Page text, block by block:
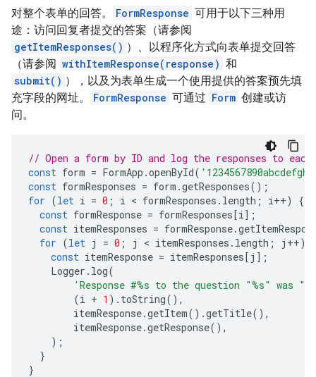
对整个表单的回答。 FormResponse 可用于以下三种用
途：访问回复者提交的答案（请参阅
getItemResponses() ）、以程序化方式向表单提交回答
（请参阅 withItemResponse(response) 和
submit() ），以及为表单生成一个使用提供的答案预先填
充字段的网址。
FormResponse 可通过 Form 创建或访
问。
// Open a form by ID and log the responses to
const form = FormApp .openById(
const formResponses = form .getResponses();
for (let i = 0 ; i < formResponses . length ; i++)
{
const formResponse = formResponses[i];
const itemResponses = formResponse.
for (let j = 0 ; j < itemResponses . length ; j ++)
const itemResponse = itemResponses[ j ];
Logger . log(
'Response #%s to the question "%s" was
(i + 1 ). toString(),
itemResponse.getItem().getTitle(),
itemResponse.getResponse(),
);
}
}